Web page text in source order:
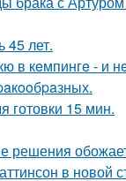
45 лет.
в кeмпингe - и
готовки 15 мин.
решения
в новой